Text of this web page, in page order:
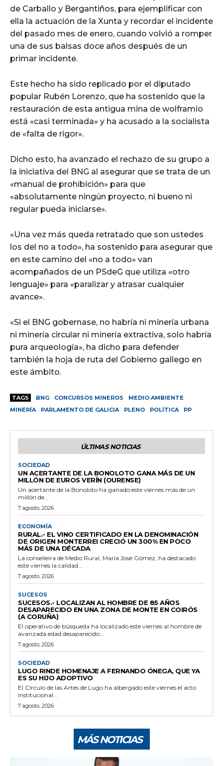
de Carballo y Bergantiños, para ejemplificar con
ella la actuación de la Xunta y recordar el incidente
del pasado mes de enero, cuando volvió a romper
una de sus balsas doce años después de un
primar incidente.
Este hecho ha sido replicado por el diputado
popular Rubén Lorenzo, que ha sostenido que la
restauración de esta antigua mina de wolframio
está «casi terminada» y ha acusado a la socialista
de «falta de rigor».
Dicho esto, ha avanzado el rechazo de su grupo a
la iniciativa del BNG al asegurar que se trata de un
«manual de prohibición» para que
«absolutamente ningún proyecto, ni bueno ni
regular pueda iniciarse».
«Una vez más queda retratado que son ustedes
los del no a todo», ha sostenido para asegurar que
en este camino del «no a todo» van
acompañados de un PSdeG que utiliza «otro
lenguaje» para «paralizar y atrasar cualquier
avance».
«Si el BNG gobernase, no habría ni minería urbana
ni minería circular ni minería extractiva, solo habría
pura arqueología», ha dicho para defender
también la hoja de ruta del Gobierno gallego en
este ámbito.
TAGS BNG CONCURSOS MINEROS
MEDIO AMBIENTE
MINERÍA
PARLAMENTO DE GALICIA PLENO POLÍTICA PP
ÚLTIMAS NOTICIAS
SOCIEDAD
UN ACERTANTE DE LA BONOLOTO GANA MÁS DE UN
MILLÓN DE EUROS VERÍN (OURENSE)
Un acertante de la Bonoloto ha ganado este viernes más de un
millón de...
7 agosto, 2026
ECONOMÍA
RURAL.- EL VINO CERTIFICADO EN LA DENOMINACIÓN
DE ORIGEN MONTERREI CRECIÓ UN 300% EN POCO
MÁS DE UNA DÉCADA
La conselleira de Medio Rural, María José Gómez, ha destacado
este viernes la calidad...
7 agosto, 2026
SUCESOS
SUCESOS.- LOCALIZAN AL HOMBRE DE 85 AÑOS
DESAPARECIDO EN UNA ZONA DE MONTE EN COIRÓS
(A CORUÑA)
El operativo de búsqueda ha localizado este viernes al hombre de
avanzada edad desaparecido...
7 agosto, 2026
SOCIEDAD
LUGO RINDE HOMENAJE A FERNANDO ÓNEGA, QUE YA
ES SU HIJO ADOPTIVO
El Círculo de las Artes de Lugo ha albergado este viernes el acto
institucional...
7 agosto, 2026
MÁS NOTICIAS